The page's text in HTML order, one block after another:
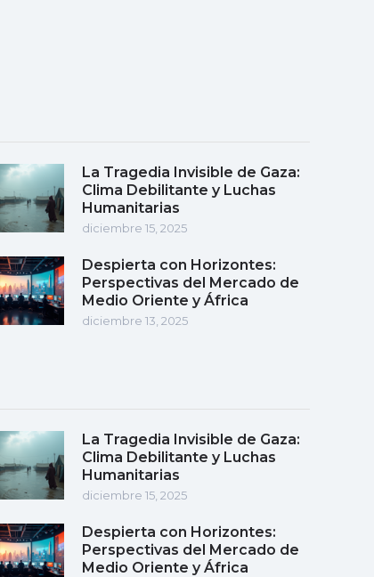
La Tragedia Invisible de Gaza:
Clima Debilitante y Luchas
Humanitarias
diciembre 15, 2025
Despierta con Horizontes:
Perspectivas del Mercado de
Medio Oriente y África
diciembre 13, 2025
La Tragedia Invisible de Gaza:
Clima Debilitante y Luchas
Humanitarias
diciembre 15, 2025
Despierta con Horizontes:
Perspectivas del Mercado de
Medio Oriente y África